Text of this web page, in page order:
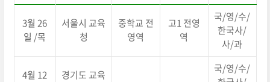
3월 26
일 /목
서울시 교육
청
중학교 전
영역
고1 전영
역
국/영/수/
한국사/
사/과
4월 12 경기도 교육
국/영/수/